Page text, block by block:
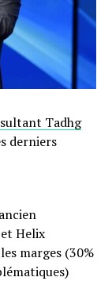
Tadhg
derniers
Helix
marges (30%